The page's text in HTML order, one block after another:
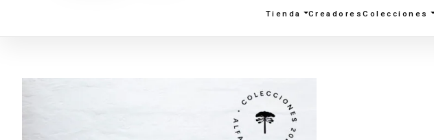
Tienda CreadoresColecciones